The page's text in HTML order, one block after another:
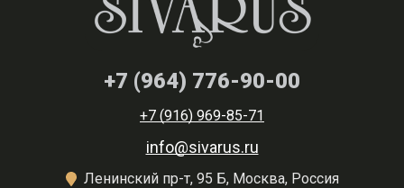
+7 (964) 776-90-00
+7 (916) 969-85-71
info@sivarus.ru
Ленинский пр-т, 95 Б, Москва, Россия